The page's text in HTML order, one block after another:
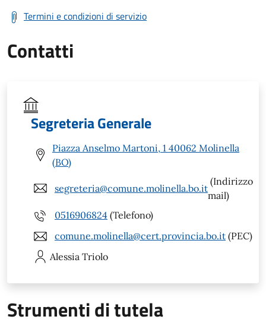
Termini e condizioni di servizio
Contatti
Segreteria Generale
Piazza Anselmo Martoni, 1 40062 Molinella
(BO)
segreteria@comune.molinella.bo.it
(Indirizzo
mail)
0516906824 (Telefono)
comune.molinella@cert.provincia.bo.it (PEC)
Alessia Triolo
Strumenti di tutela